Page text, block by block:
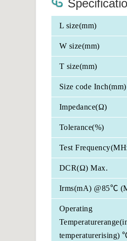
L size(mm)
W size(mm)
T size(mm)
Size code Inch(mm)
Impedance(Ω)
Tolerance(%)
Test
DCR(Ω) Max.
Irms(mA) @85℃
Operating
temperaturerising)